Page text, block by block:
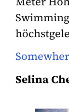
Selina